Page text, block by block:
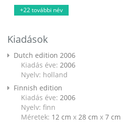
+22 további név
Kiadások
Dutch edition 2006
Kiadás éve: 2006
Nyelv: holland
Finnish edition
Kiadás éve: 2006
Nyelv: finn
Méretek: 12 cm x 28 cm x 7 cm